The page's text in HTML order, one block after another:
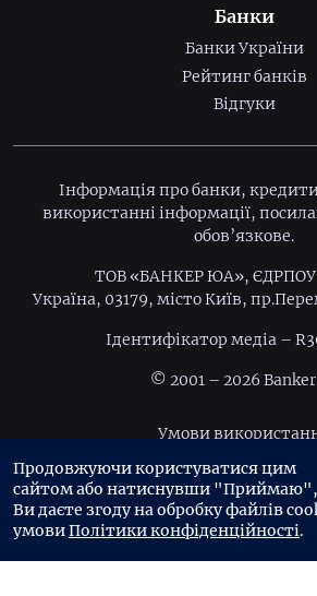
Банки
Банки України
Рейтинг банків
Відгуки
Інформація про банки,
використанні інформації,
обов’язкове.
ТОВ «БАНКЕР ЮА», ЄДРПОУ
Україна, 03179, місто Київ,
Ідентифiкатор медiа –
© 2001 – 2026
Умови
Політика
Угода
Продовжуючи користуватися цим
сайтом або натиснувши "Приймаю",
Ви даєте згоду на обробку файлів
умовиПолітики конфіденційності.